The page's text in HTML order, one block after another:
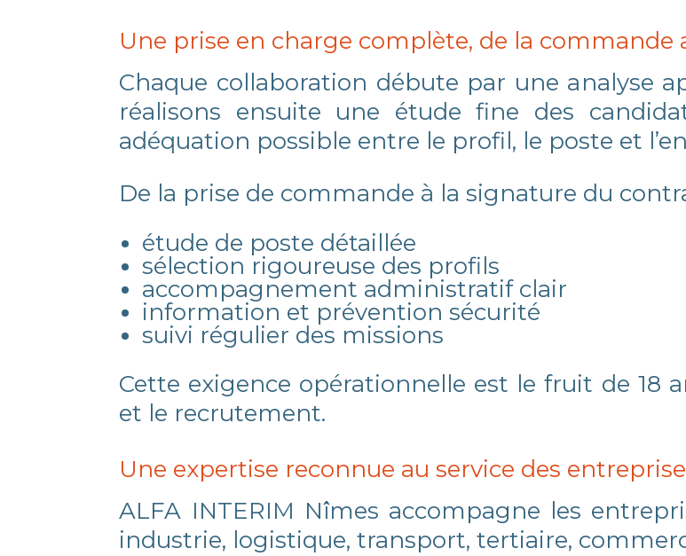
Une prise en charge complète, de la commande
Chaque collaboration débute par une analyse
réalisons ensuite une étude fine des
adéquation possible entre le profil, le poste et
De la prise de commande à la signature du
étude de poste détaillée
sélection rigoureuse des profils
accompagnement administratif clair
information et prévention sécurité
suivi régulier des missions
Cette exigence opérationnelle est le fruit de 18
et le recrutement.
Une expertise reconnue au service des
ALFA INTERIM Nîmes accompagne les
industrie, logistique, transport, tertiaire,